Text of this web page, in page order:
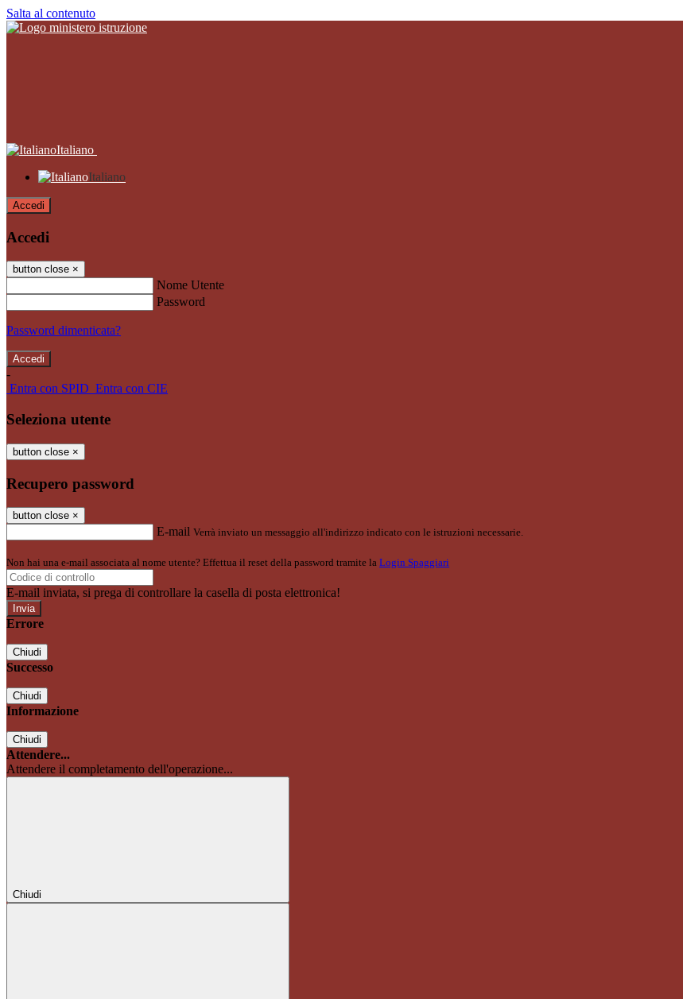
Salta al contenuto
Italiano
Italiano
Accedi
Accedi
button close ×
Nome Utente
Password
Password dimenticata?
-
Entra con SPID Entra con CIE
Seleziona utente
button close ×
Recupero password
button close ×
E-mail Verrà inviato un messaggio all'indirizzo indicato con le istruzioni necessarie.
Non hai una e-mail associata al nome utente? Effettua il reset della password tramite la Login Spaggiari
E-mail inviata, si prega di controllare la casella di posta elettronica!
Errore
Chiudi
Successo
Chiudi
Informazione
Chiudi
Attendere...
Attendere il completamento dell'operazione...
Chiudi